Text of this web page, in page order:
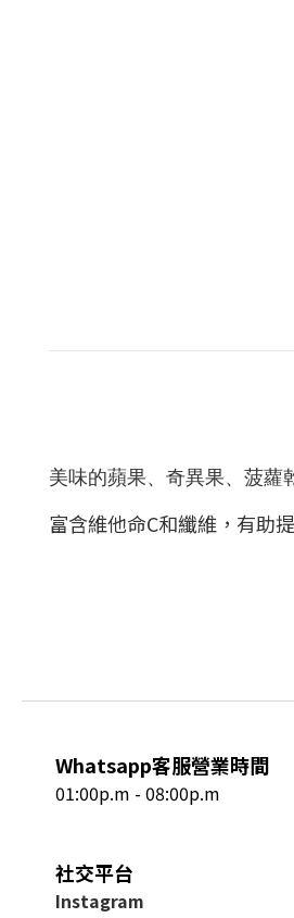
美味的蘋果、奇異果、菠蘿
富含維他命C和纖維，有助
Whatsapp客服營業時間
01:00p.m - 08:00p.m
社交平台
Instagram